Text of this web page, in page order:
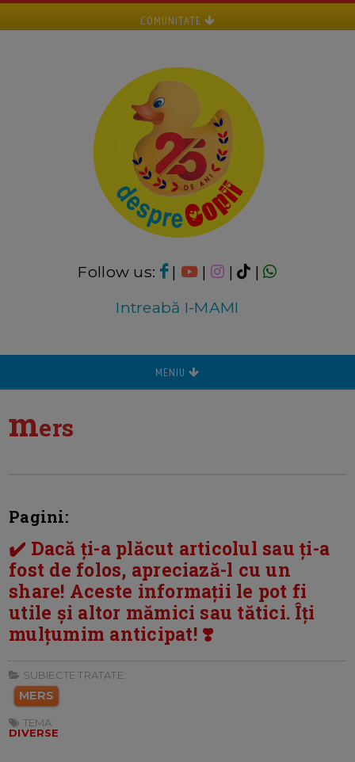
COMUNITATE
Follow us: | | |
|
Intreabă I-MAMI
MENIU
mers
Pagini:
✔️ Dacă ți-a plăcut articolul sau ți-a
fost de folos, apreciază-l cu un
share! Aceste informații le pot fi
utile și altor mămici sau tătici. Îți
mulțumim anticipat! ❣️
SUBIECTE TRATATE:
MERS
TEMA:
DIVERSE